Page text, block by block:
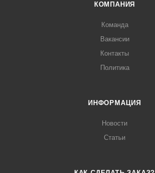
КОМПАНИЯ
Команда
Вакансии
Контакты
Политика
ИНФОРМАЦИЯ
Новости
Статьи